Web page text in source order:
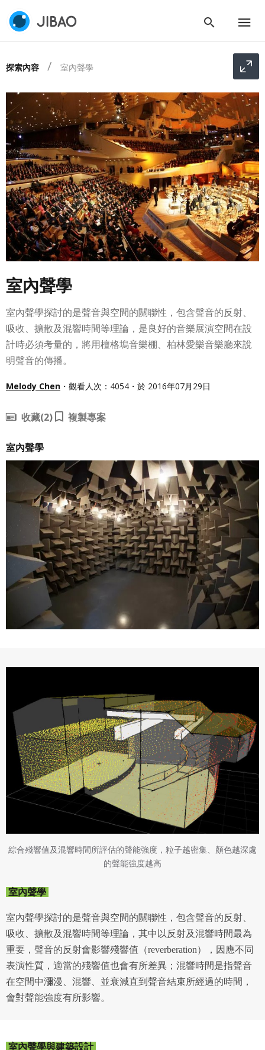
探索內容 室內聲學
室內聲學
室內聲學探討的是聲音與空間的關聯性，包含聲音的反射、
吸收、擴散及混響時間等理論，是良好的音樂展演空間在設
計時必須考量的，將用檀格塢音樂棚、柏林愛樂音樂廳來說
明聲音的傳播。
Melody Chen ・觀看人次：4054・於 2016年07月29日
收藏(2) 複製專案
室內聲學
綜合殘響值及混響時間所評估的聲能強度，粒子越密集、顏色越深處
的聲能強度越高
室內聲學
室內聲學探討的是聲音與空間的關聯性，包含聲音的反射、
吸收、擴散及混響時間等理論，其中以反射及混響時間最為
重要，聲音的反射會影響殘響值（reverberation），因應不同
表演性質，適當的殘響值也會有所差異；混響時間是指聲音
在空間中瀰漫、混響、並衰減直到聲音結束所經過的時間，
會對聲能強度有所影響。
室內聲學與建築設計